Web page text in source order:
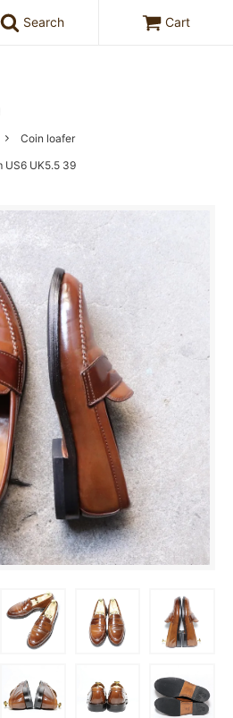
Search Cart
Coin loafer
US6 UK5.5 39